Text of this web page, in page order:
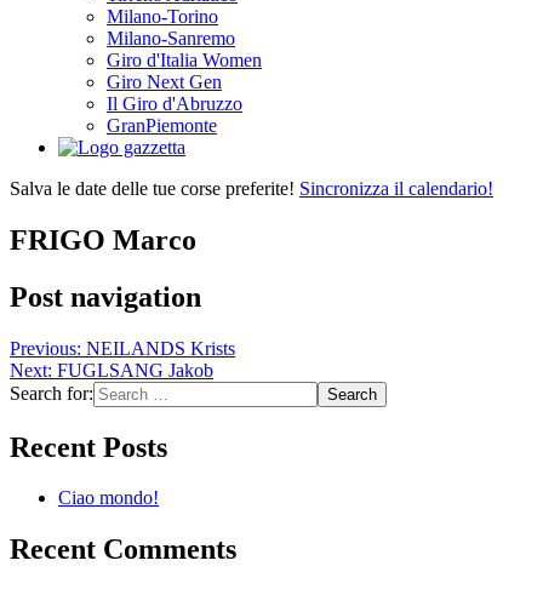
Milano-Torino
Milano-Sanremo
Giro d'Italia Women
Giro Next Gen
Il Giro d'Abruzzo
GranPiemonte
Salva le date delle tue corse preferite! Sincronizza il calendario!
FRIGO Marco
Post navigation
Previous: NEILANDS Krists
Next: FUGLSANG Jakob
Search for:
Recent Posts
Ciao mondo!
Recent Comments